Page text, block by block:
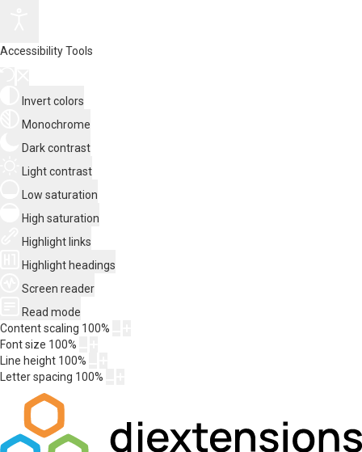
Accessibility Tools
Invert colors
Monochrome
Dark contrast
Light contrast
Low saturation
High saturation
Highlight links
Highlight headings
Screen reader
Read mode
Content scaling 100%
Font size 100%
Line height 100%
Letter spacing 100%